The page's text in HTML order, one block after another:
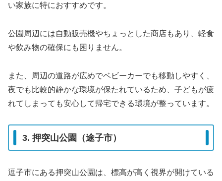
い家族に特におすすめです。
公園周辺には自動販売機やちょっとした商店もあり、軽食
や飲み物の確保にも困りません。
また、周辺の道路が広めでベビーカーでも移動しやすく、
夜でも比較的静かな環境が保たれているため、子どもが疲
れてしまっても安心して帰宅できる環境が整っています。
3. 押突山公園（途子市）
逗子市にある押突山公園は、標高が高く視界が開けている